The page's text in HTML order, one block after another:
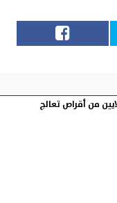
تعتزم إرسال 9 ملايين من أقراص تعالج